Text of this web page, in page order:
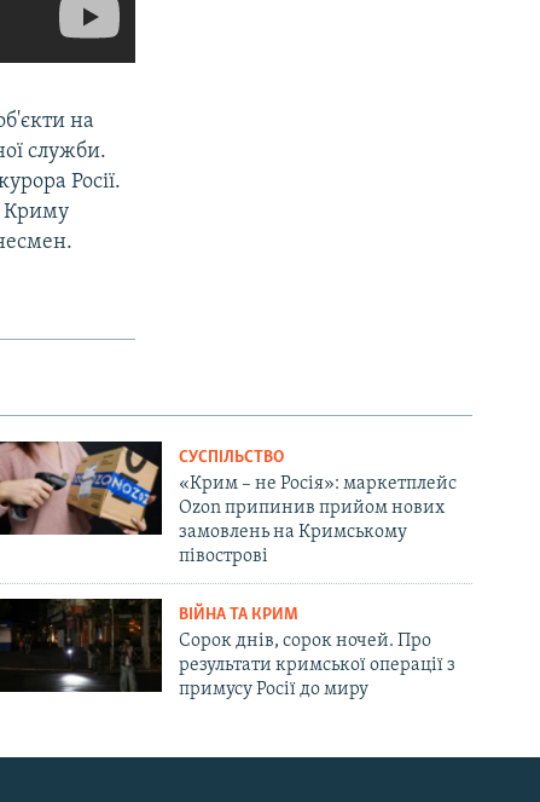
на
служби.
Росії.
Криму
СУСПІЛЬСТВО
«Крим – не Росія»: маркетплейс
Ozon припинив прийом нових
замовлень на Кримському
півострові
ВІЙНА ТА КРИМ
Сорок днів, сорок ночей. Про
результати кримської операції з
примусу Росії до миру